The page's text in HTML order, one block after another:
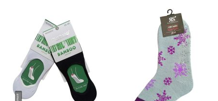
szellőzik
✔ Bokáig érő fazon – ideális
mindennapokra
✔ Bordázott passzé – nem
csúszik le
Ha egyszerre szeretnél
kényelmes és praktikus zoknikat,
ez az 5 páras csomag ideális
választás.